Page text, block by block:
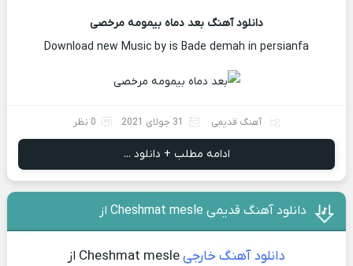
دانلود آهنگ بعد دماه بیمومه مرخصی
Download new Music by is Bade demah in persianfa
آهنگ قدیمی 31 جولای 2021 0 نظر
ادامه مطلب + دانلود ...
دانلود آهنگ قدیمی Cheshmat mesle از
دانلود آهنگ خارجی